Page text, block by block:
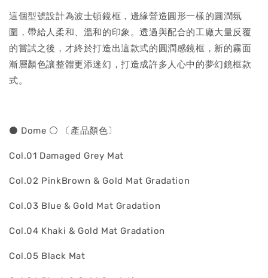
這個型號設計為波士頓鏡框，邊緣營造圓形一樣的圓潤氛
圍，帶給人柔和、溫和的印象。透過與配合的工廠大量反覆
的嘗試之後，才終於打造出這款式的圓潤感鏡框，新的霧面
漸層顏色讓整體更添迷幻，打造成許多人心中的夢幻鏡框款
式。
⚫ Dome ⚪ 〔產品顏色〕
Col.01 Damaged Grey Mat
Col.02 PinkBrown & Gold Mat Gradation
Col.03 Blue & Gold Mat Gradation
Col.04 Khaki & Gold Mat Gradation
Col.05 Black Mat